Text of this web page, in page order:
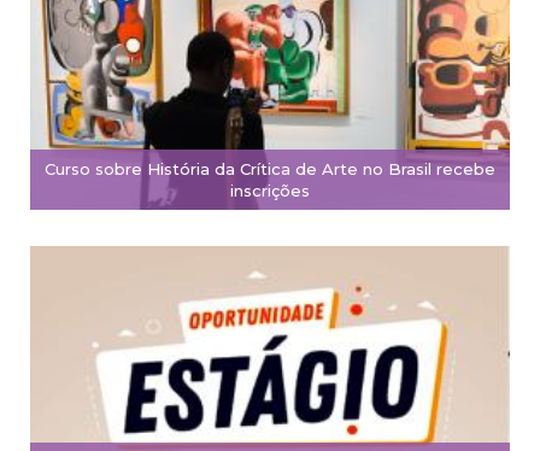
Curso sobre História da Crítica de Arte no Brasil recebe
inscrições